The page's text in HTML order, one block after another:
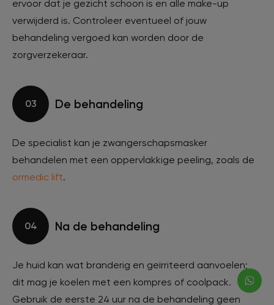
ervoor dat je gezicht schoon is en alle make-up
verwijderd is. Controleer eventueel of jouw
behandeling vergoed kan worden door de
zorgverzekeraar.
03 De behandeling
De specialist kan je zwangerschapsmasker
behandelen met een oppervlakkige peeling, zoals de
ormedic lift.
04 Na de behandeling
Je huid kan wat branderig en geïrriteerd aanvoelen;
dit mag je koelen met een kompres of coolpack.
Gebruik de eerste 24 uur na de behandeling geen